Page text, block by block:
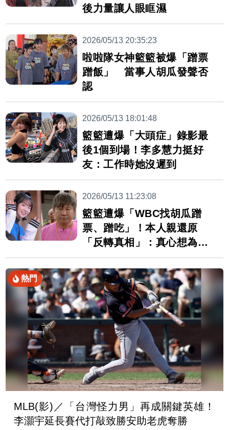
後力量讓人眼眶濕
2026/05/13 20:35:23
啦啦隊女神籃籃被爆「蹭票
蹭飯」 當事人胡瓜發聲否
認
2026/05/13 18:01:48
籃籃遭爆「大頭症」錄影最
後1個到場！李多慧力挺好
友：工作時她沒遲到
2026/05/13 11:23:08
籃籃遭爆「WBC找胡瓜蹭
票、蹭吃」！本人親還原
「反轉真相」：真心想為台
灣加油
熱門
MLB(影)／「台灣怪力男」再成關鍵英雄！
李灝宇延長賽代打敲致勝安助老虎奪勝